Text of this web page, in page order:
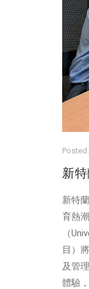
Posted:
新
新特
育熱
（
目）
及管
體驗